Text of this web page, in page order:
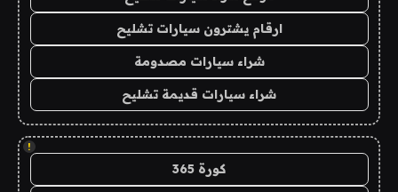
ارقام يشترون سيارات تشليح
شراء سيارات مصدومة
شراء سيارات قديمة تشليح
!
كورة 365